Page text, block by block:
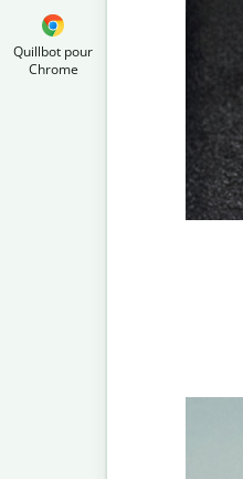
Quillbot pour
Chrome